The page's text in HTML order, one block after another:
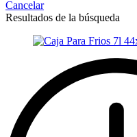
Cancelar
Resultados de la búsqueda